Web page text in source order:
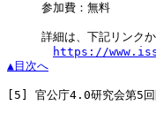
参加費：無料
詳細は、下記リンクか
https://
▲目次へ
[5] 官公庁4.0研究会第5回